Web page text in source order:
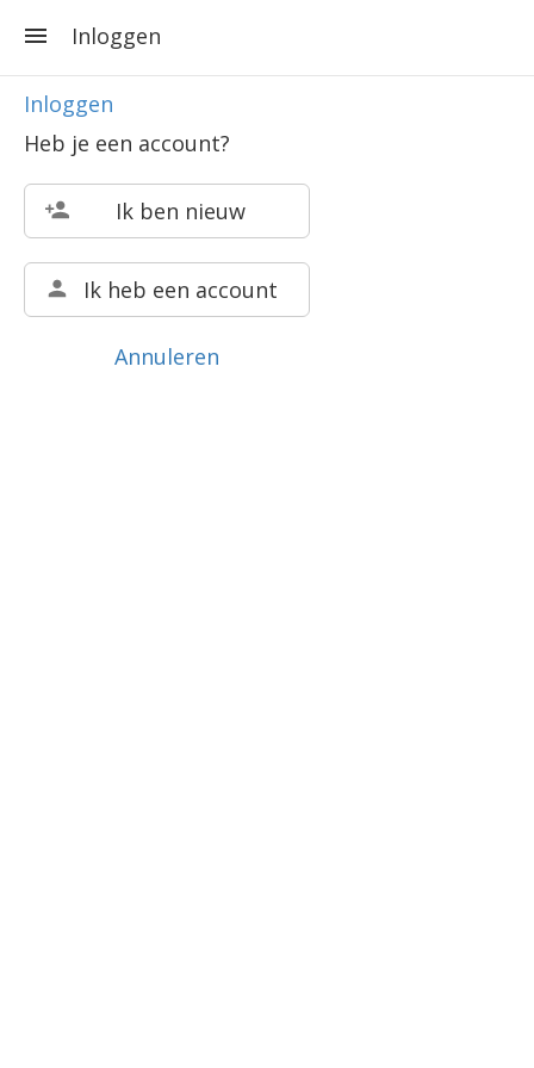
Inloggen
Inloggen
Heb je een account?
Ik ben nieuw
Ik heb een account
Annuleren